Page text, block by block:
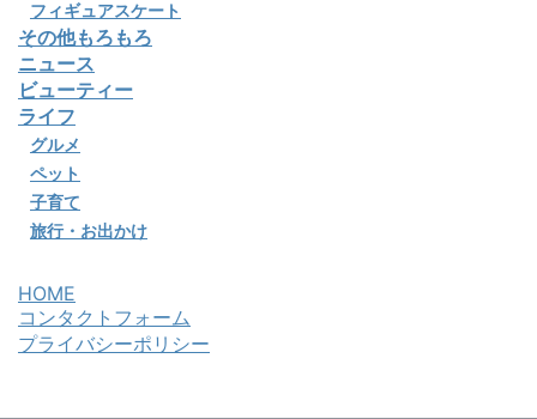
フィギュアスケート
その他もろもろ
ニュース
ビューティー
ライフ
グルメ
ペット
子育て
旅行・お出かけ
HOME
コンタクトフォーム
プライバシーポリシー